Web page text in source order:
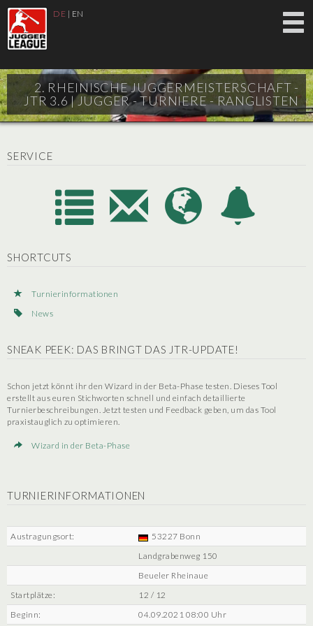
DE | EN
2. RHEINISCHE JUGGERMEISTERSCHAFT -
JTR 3.6 |JUGGER - TURNIERE - RANGLISTEN
SERVICE
SHORTCUTS
Turnierinformationen
News
SNEAK PEEK: DAS BRINGT DAS JTR-UPDATE!
Schon jetzt könnt ihr den Wizard in der Beta-Phase testen. Dieses Tool
erstellt aus euren Stichworten schnell und einfach detaillierte
Turnierbeschreibungen. Jetzt testen und Feedback geben, um das Tool
praxistauglich zu optimieren.
Wizard in der Beta-Phase
TURNIERINFORMATIONEN
Austragungsort:
53227 Bonn
Landgrabenweg 150
Beueler Rheinaue
Startplätze:
12 / 12
Beginn:
04.09.2021 08:00 Uhr